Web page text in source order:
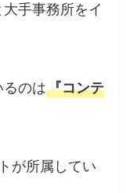
手事務所をイ
るのは『コンテ
が所属してい